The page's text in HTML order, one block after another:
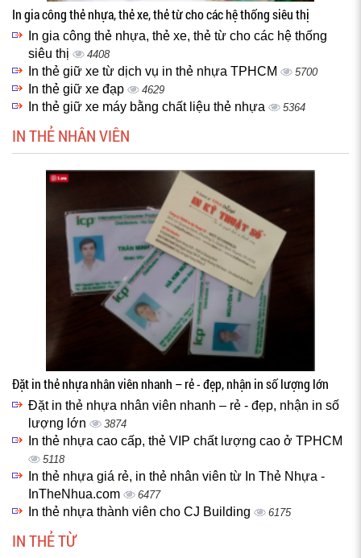
In gia công thẻ nhựa, thẻ xe, thẻ từ cho các hệ thống siêu thị
In gia công thẻ nhựa, thẻ xe, thẻ từ cho các hệ thống
siêu thị
4408
In thẻ giữ xe từ dịch vụ in thẻ nhựa TPHCM 5700
In thẻ giữ xe đạp 4629
In thẻ giữ xe máy bằng chất liệu thẻ nhựa 5364
IN THẺ NHÂN VIÊN
Đặt in thẻ nhựa nhân viên nhanh – rẻ - đẹp, nhận in số lượng lớn
Đặt in thẻ nhựa nhân viên nhanh – rẻ - đẹp, nhận in số
lượng lớn
3874
In thẻ nhựa cao cấp, thẻ VIP chất lượng cao ở TPHCM
5118
In thẻ nhựa giá rẻ, in thẻ nhân viên từ In Thẻ Nhựa -
InTheNhua.com
6477
In thẻ nhựa thành viên cho CJ Building 6175
IN THẺ TỪ